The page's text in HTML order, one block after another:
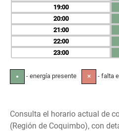
19
20
21
22
23
● - energía presente ✕ - falta
Consulta el horario actual de
(Región de Coquimbo), con